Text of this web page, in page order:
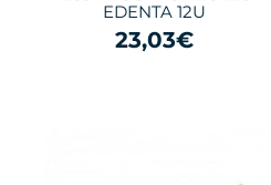
EDENTA 12U
23,03€